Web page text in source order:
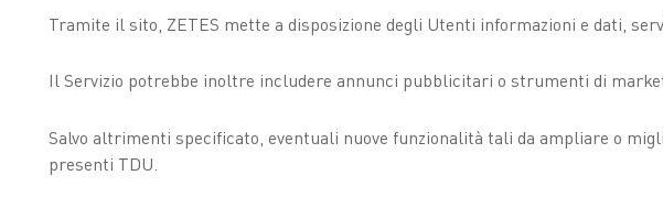
Tramite il sito, ZETES mette a disposizione degli Utenti informazioni e dati,
Il Servizio potrebbe inoltre includere annunci pubblicitari o strumenti di
Salvo altrimenti specificato, eventuali nuove funzionalità tali da ampliare o
presenti TDU.